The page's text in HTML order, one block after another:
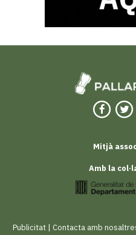
Mitjà
Amb la
Publicitat| Contacta amb